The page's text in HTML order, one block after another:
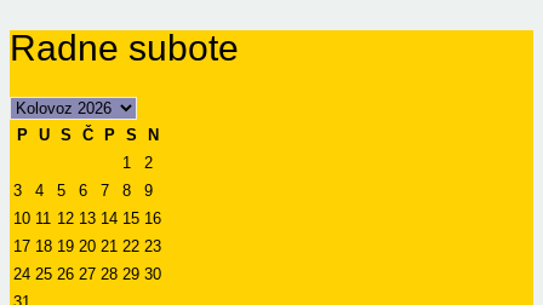
Radne subote
P U S Č P S
N
1
2
3
4 5 6 7 8
9
10 11 12 13 14 15 16
17 18 19 20 21 22 23
24 25 26 27 28 29 30